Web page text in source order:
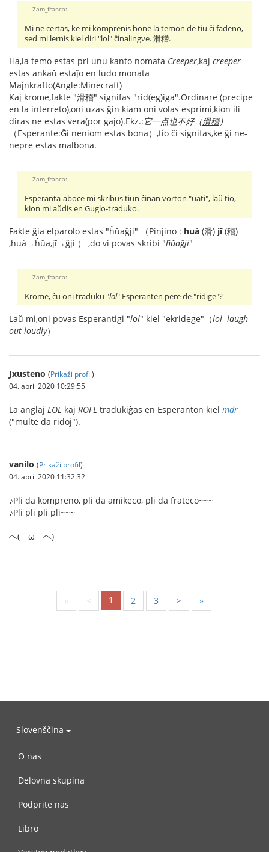
Zam_franca:
Mi ne certas, ke mi komprenis bone la temon de tiu ĉi fadeno,
sed mi lernis kiel diri "lol" ĉinalingve. 滑稽.
Ha,la temo estas pri unu kanto nomata Creeper,kaj creeper
estas ankaŭ estaĵo en ludo monata
Majnkrafto(Angle:Minecraft)
Kaj krome,fakte "滑稽" signifas "rid(eg)iga".Ordinare (precipe
en la interreto),oni uzas ĝin kiam oni volas esprimi,kion ili
diras ne estas vera(por gajo).Ekz.:它一点也不好（滑稽）
（Esperante:Ĝi neniom estas bona）,tio ĉi signifas,ke ĝi ne-
nepre estas malbona.
Zam_franca:
Esperanta-aboce mi skribus tiun ĉinan vorton "ŭati", laŭ tio,
kion mi aŭdis en Guglo-traduko.
Fakte ĝia elparolo estas "ĥŭaĝji" （Pinjino : huá (滑) jī(稽)
,huá→ĥŭa,jī→ĝji ） ,do vi povas skribi "ĥŭaĝji"
Zam_franca:
Krome, ĉu oni traduku "lol" Esperanten pere de "ridige"?
Laŭ mi,oni povas Esperantigi "lol" kiel "ekridege"（lol=laugh
out loudly）
Jxusteno (Prikaži profil)
04. april 2020 10:29:55
La anglaj LOL kaj ROFL tradukiĝas en Esperanton kiel mdr
("multe da ridoj").
vanilo (Prikaži profil)
04. april 2020 11:32:32
♪Pli da kompreno, pli da amikeco, pli da frateco~~~
♪Pli pli pli pli~~~
ヘ(￣ω￣ヘ)
« < 1 2 3 > »
Slovenščina
O nas
Delovna skupina
Podprite nas
Libro